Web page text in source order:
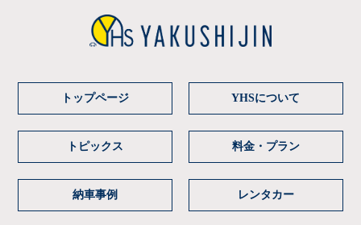
トップページ YHSについて
トピックス 料金・プラン
納車事例 レンタカー